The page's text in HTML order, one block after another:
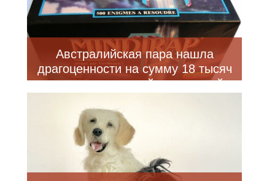
Австралийская пара нашла
драгоценности на сумму 18 тысяч
долларов в старой настольной
фото)